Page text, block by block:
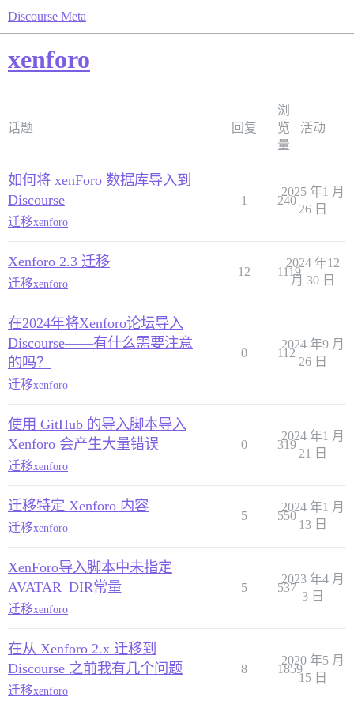
Discourse Meta
xenforo
话题 回复
浏
览
量
活动
如何将 xenForo 数据库导入到
Discourse
迁移xenforo
1 240
2025 年1 月
26 日
Xenforo 2.3 迁移
迁移xenforo
12 1119
2024 年12
月 30 日
在2024年将Xenforo论坛导入
Discourse——有什么需要注意
的吗？
迁移xenforo
0 112
2024 年9 月
26 日
使用 GitHub 的导入脚本导入
Xenforo 会产生大量错误
迁移xenforo
0 319
2024 年1 月
21 日
迁移特定 Xenforo 内容
迁移xenforo
5 550
2024 年1 月
13 日
XenForo导入脚本中未指定
AVATAR_DIR常量
迁移xenforo
5 537
2023 年4 月
3 日
在从 Xenforo 2.x 迁移到
Discourse 之前我有几个问题
迁移xenforo
8 1859
2020 年5 月
15 日